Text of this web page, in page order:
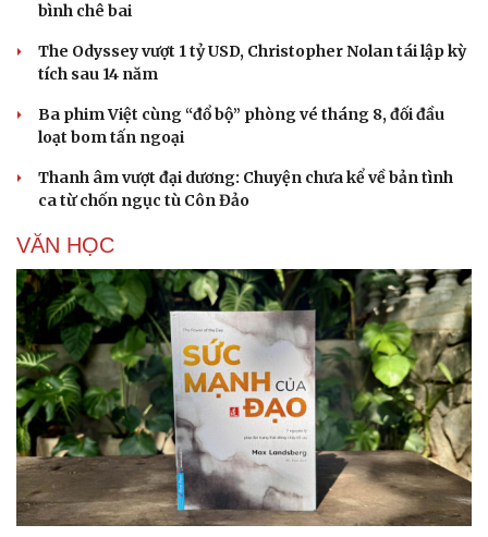
bình chê bai
The Odyssey vượt 1 tỷ USD, Christopher Nolan tái lập kỳ
tích sau 14 năm
Ba phim Việt cùng “đổ bộ” phòng vé tháng 8, đối đầu
loạt bom tấn ngoại
Thanh âm vượt đại dương: Chuyện chưa kể về bản tình
ca từ chốn ngục tù Côn Đảo
VĂN HỌC